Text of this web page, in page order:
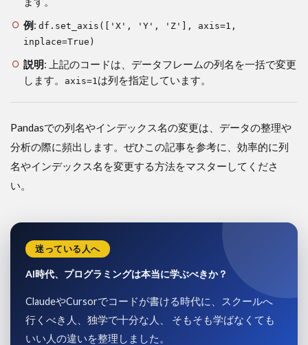
例: df.set_axis(['X', 'Y', 'Z'], axis=1,
inplace=True)
説明: 上記のコードは、データフレームの列名を一括で変更
します。
axis=1は列を指定しています。
Pandasでの列名やインデックス名の変更は、データの整理や
分析の際に頻出します。ぜひこの記事を参考に、効率的に列
名やインデックス名を変更する方法をマスターしてくださ
い。
迷っている人へ
AI時代、プログラミングは本当に学ぶべきか？
ClaudeやCursorでコードが書ける時代に、スクールへ
行くべき人、独学で十分な人、 そもそも学ばなくても
いい人の違いを整理しました。